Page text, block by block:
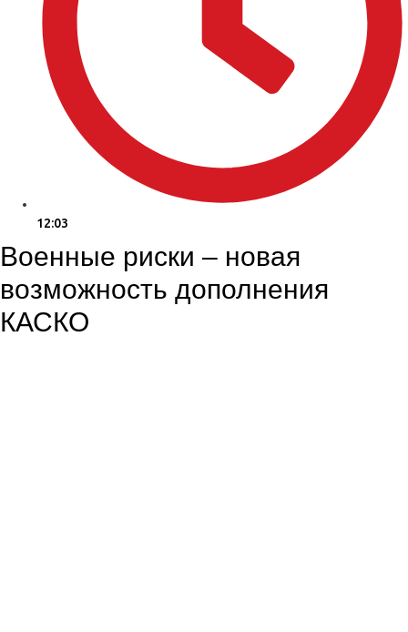
12:03
Военные риски – новая
возможность дополнения
КАСКО